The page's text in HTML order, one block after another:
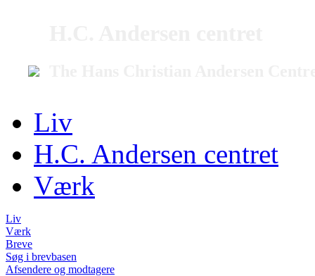
Liv
H.C. Andersen centret
Værk
Liv
Værk
Breve
Søg i brevbasen
Afsendere og modtagere